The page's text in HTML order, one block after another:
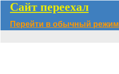
Сайт переехал
Перейти в обычный режим